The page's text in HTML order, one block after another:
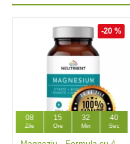
-20 %
08
Zile
15
Ore
32
Min
40
Sec